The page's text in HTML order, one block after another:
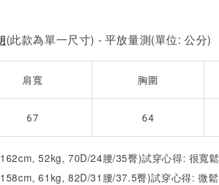
(此款為單一尺寸) - 平放量測(單位: 公分)
肩寬 胸圍
67 64
52kg, 70D/24腰/35臀)試穿心得: 很寬鬆
61kg, 82D/31腰/37.5臀)試穿心得: 微鬆